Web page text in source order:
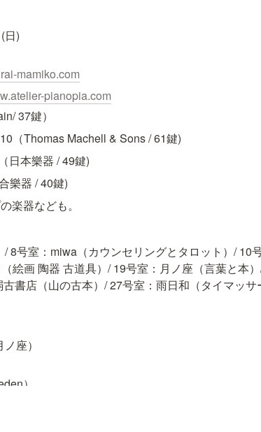
日)
mamiko.com
pianopia.com
37鍵）
（Thomas Machell & Sons / 61鍵)
日本樂器 / 49鍵)
樂器 / 40鍵)
楽器なども。
/ 8号室：miwa（カウンセリングとタロット）/ 10
絵画 陶器 古道具）/ 19号室：月ノ座（言葉と本
書店（山の古本）/ 27号室：雨日和（タイマッサ
座）
）